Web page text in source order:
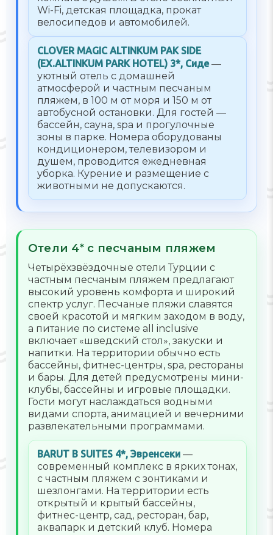
Wi-Fi, детская площадка, прокат
велосипедов и автомобилей.
CLOVER MAGIC ALTINKUM PAK SIDE
(EX.ALTINKUM PARK HOTEL) 3*, Сиде—
уютный отель с домашней
атмосферой и частным песчаным
пляжем, в 100 м от моря и 150 м от
автобусной остановки. Для гостей —
бассейн, сауна, spa и прогулочные
зоны в парке. Номера оборудованы
кондиционером, телевизором и
душем, проводится ежедневная
уборка. Курение и размещение с
животными не допускаются.
Отели 4* с песчаным пляжем
Четырёхзвёздочные отели Турции с
частным песчаным пляжем предлагают
высокий уровень комфорта и широкий
спектр услуг. Песчаные пляжи славятся
своей красотой и мягким заходом в воду,
а питание по системе all inclusive
включает «шведский стол», закуски и
напитки. На территории обычно есть
бассейны, фитнес-центры, spa, рестораны
и бары. Для детей предусмотрены мини-
клубы, бассейны и игровые площадки.
Гости могут наслаждаться водными
видами спорта, анимацией и вечерними
развлекательными программами.
BARUT B SUITES 4*, Эвренсеки—
современный комплекс в ярких тонах,
с частным пляжем с зонтиками и
шезлонгами. На территории есть
открытый и крытый бассейны,
фитнес-центр, сад, ресторан, бар,
аквапарк и детский клуб. Номера